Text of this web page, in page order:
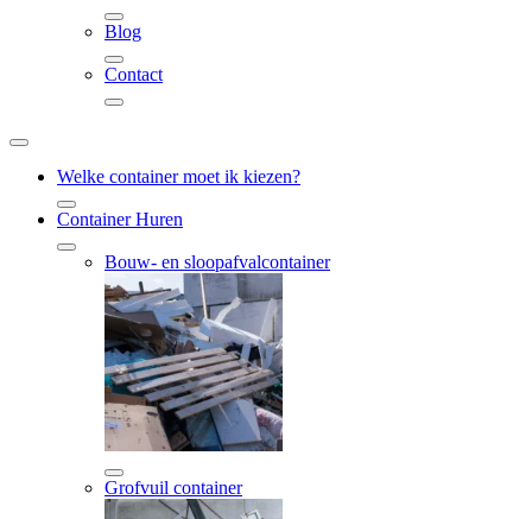
Blog
Contact
Welke container moet ik kiezen?
Container Huren
Bouw- en sloopafvalcontainer
Grofvuil container